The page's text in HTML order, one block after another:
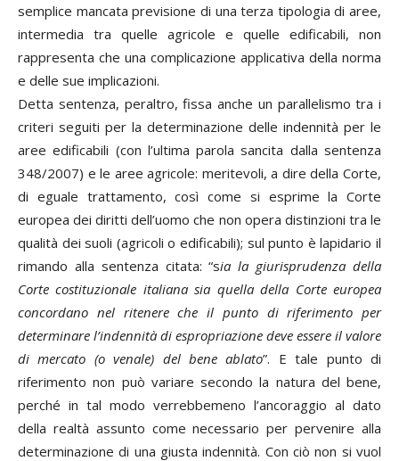
semplice mancata previsione di una terza tipologia di aree,
intermedia tra quelle agricole e quelle edificabili, non
rappresenta che una complicazione applicativa della norma
e delle sue implicazioni.
Detta sentenza, peraltro, fissa anche un parallelismo tra i
criteri seguiti per la determinazione delle indennità per le
aree edificabili (con l’ultima parola sancita dalla sentenza
348/2007) e le aree agricole: meritevoli, a dire della Corte,
di eguale trattamento, così come si esprime la Corte
europea dei diritti dell’uomo che non opera distinzioni tra le
qualità dei suoli (agricoli o edificabili); sul punto è lapidario il
rimando alla sentenza citata: “sia la giurisprudenza della
Corte costituzionale italiana sia quella della Corte europea
concordano nel ritenere che il punto di riferimento per
determinare l’indennità di espropriazione deve essere il valore
di mercato (o venale) del bene ablato”. E tale punto di
riferimento non può variare secondo la natura del bene,
perché in tal modo verrebbemeno l’ancoraggio al dato
della realtà assunto come necessario per pervenire alla
determinazione di una giusta indennità. Con ciò non si vuol